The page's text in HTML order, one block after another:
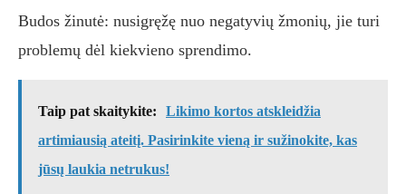
Budos žinutė: nusigręžę nuo negatyvių žmonių, jie turi
problemų dėl kiekvieno sprendimo.
Taip pat skaitykite:
Likimo kortos atskleidžia
artimiausią ateitį. Pasirinkite vieną ir sužinokite, kas
jūsų laukia netrukus!